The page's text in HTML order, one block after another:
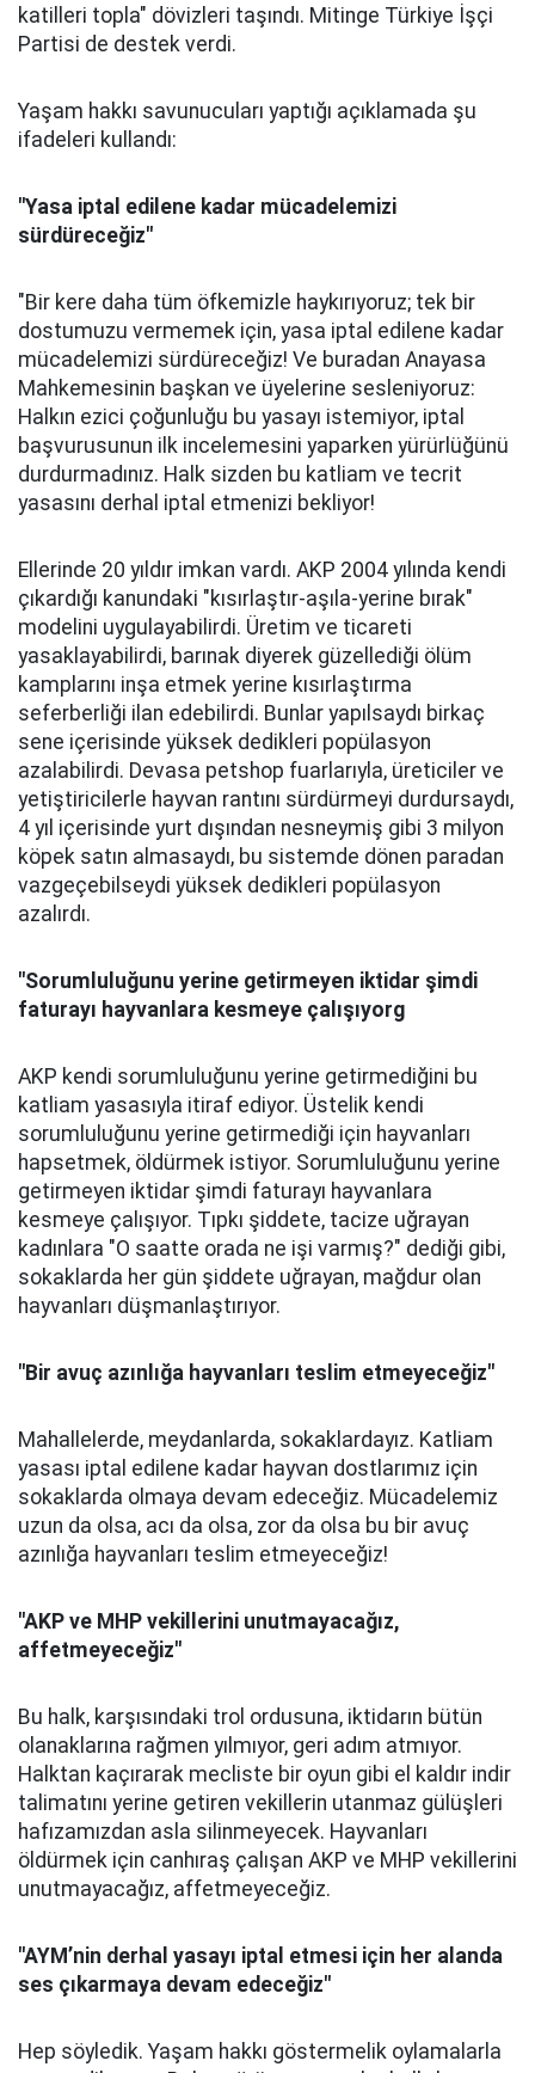
katilleri topla" dövizleri taşındı. Mitinge Türkiye İşçi
Partisi de destek verdi.
Yaşam hakkı savunucuları yaptığı açıklamada şu
ifadeleri kullandı:
"Yasa iptal edilene kadar mücadelemizi
sürdüreceğiz"
"Bir kere daha tüm öfkemizle haykırıyoruz; tek bir
dostumuzu vermemek için, yasa iptal edilene kadar
mücadelemizi sürdüreceğiz! Ve buradan Anayasa
Mahkemesinin başkan ve üyelerine sesleniyoruz:
Halkın ezici çoğunluğu bu yasayı istemiyor, iptal
başvurusunun ilk incelemesini yaparken yürürlüğünü
durdurmadınız. Halk sizden bu katliam ve tecrit
yasasını derhal iptal etmenizi bekliyor!
Ellerinde 20 yıldır imkan vardı. AKP 2004 yılında kendi
çıkardığı kanundaki "kısırlaştır-aşıla-yerine bırak"
modelini uygulayabilirdi. Üretim ve ticareti
yasaklayabilirdi, barınak diyerek güzellediği ölüm
kamplarını inşa etmek yerine kısırlaştırma
seferberliği ilan edebilirdi. Bunlar yapılsaydı birkaç
sene içerisinde yüksek dedikleri popülasyon
azalabilirdi. Devasa petshop fuarlarıyla, üreticiler ve
yetiştiricilerle hayvan rantını sürdürmeyi durdursaydı,
4 yıl içerisinde yurt dışından nesneymiş gibi 3 milyon
köpek satın almasaydı, bu sistemde dönen paradan
vazgeçebilseydi yüksek dedikleri popülasyon
azalırdı.
"Sorumluluğunu yerine getirmeyen iktidar şimdi
faturayı hayvanlara kesmeye çalışıyorg
AKP kendi sorumluluğunu yerine getirmediğini bu
katliam yasasıyla itiraf ediyor. Üstelik kendi
sorumluluğunu yerine getirmediği için hayvanları
hapsetmek, öldürmek istiyor. Sorumluluğunu yerine
getirmeyen iktidar şimdi faturayı hayvanlara
kesmeye çalışıyor. Tıpkı şiddete, tacize uğrayan
kadınlara "O saatte orada ne işi varmış?" dediği gibi,
sokaklarda her gün şiddete uğrayan, mağdur olan
hayvanları düşmanlaştırıyor.
"Bir avuç azınlığa hayvanları teslim etmeyeceğiz"
Mahallelerde, meydanlarda, sokaklardayız. Katliam
yasası iptal edilene kadar hayvan dostlarımız için
sokaklarda olmaya devam edeceğiz. Mücadelemiz
uzun da olsa, acı da olsa, zor da olsa bu bir avuç
azınlığa hayvanları teslim etmeyeceğiz!
"AKP ve MHP vekillerini unutmayacağız,
affetmeyeceğiz"
Bu halk, karşısındaki trol ordusuna, iktidarın bütün
olanaklarına rağmen yılmıyor, geri adım atmıyor.
Halktan kaçırarak mecliste bir oyun gibi el kaldır indir
talimatını yerine getiren vekillerin utanmaz gülüşleri
hafızamızdan asla silinmeyecek. Hayvanları
öldürmek için canhıraş çalışan AKP ve MHP vekillerini
unutmayacağız, affetmeyeceğiz.
"AYM’nin derhal yasayı iptal etmesi için her alanda
ses çıkarmaya devam edeceğiz"
Hep söyledik. Yaşam hakkı göstermelik oylamalarla